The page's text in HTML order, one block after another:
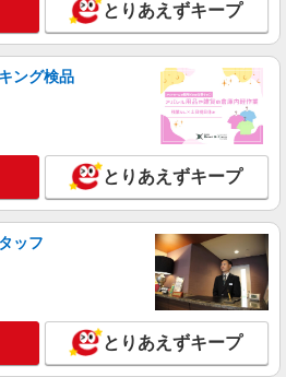
NEW
インで負担少なめ＊障がい者デイ
支援員＊
円〜2062円 ＜日払い有/週払い有/交
市 ≪最寄駅≫いわき駅
詳細を見る
NEW
★シフト柔軟で長く働きやすいシニ
ション
円〜2062円 ＜日払い有/週払い有/交
とりあえずキープ
ング検品
とりあえずキープ
ッフ
とりあえずキープ